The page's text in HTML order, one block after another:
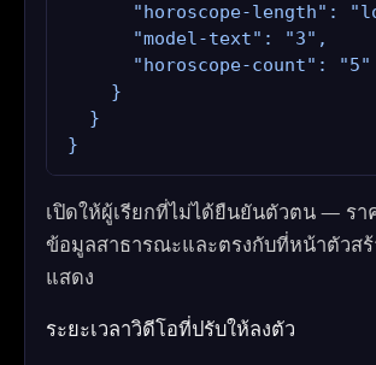
"horoscope-length":
      "model-text": "3",
      "horoscope-count": "5"
    }
  }
}
เปิดให้ผู้เรียกที่ไม่ได้ยืนยันตัวตน — รา
ข้อมูลสาธารณะและตรงกับที่หน้าตัวส
แสดง
ระยะเวลาวิดีโอที่ปรับให้ลงตัว